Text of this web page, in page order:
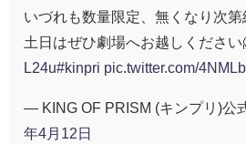
いづれも数量限定、無くなり次第
土日はぜひ劇場へお越しください
L24u#kinpri pic.twitter.com/
— KING OF PRISM (キンプリ)公
年4月12日